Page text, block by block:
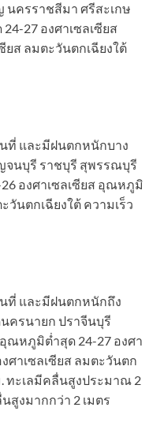
นครราชสีมา ศรีสะเกษ
27 องศาเซลเซียส
ยส ลมตะวันตกเฉียงใต้
ที่ และมีฝนตกหนักบาง
จนบุรี ราชบุรี สุพรรณบุรี
องศาเซลเซียส อุณหภูมิ
วันตกเฉียงใต้ ความเร็ว
ที่ และมีฝนตกหนักถึง
ครนายก ปราจีนบุรี
ณหภูมิต่ำสุด 24-27 องศา
ศาเซลเซียส ลมตะวันตก
. ทะเลมีคลื่นสูงประมาณ 2
สูงมากกว่า 2 เมตร